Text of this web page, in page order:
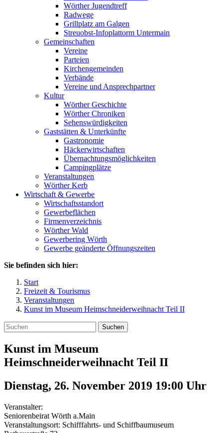
Wörther Jugendtreff
Radwege
Grillplatz am Galgen
Streuobst-Infoplattorm Untermain
Gemeinschaften
Vereine
Parteien
Kirchengemeinden
Verbände
Vereine und Ansprechpartner
Kultur
Wörther Geschichte
Wörther Chroniken
Sehenswürdigkeiten
Gaststätten & Unterkünfte
Gastronomie
Häckerwirtschaften
Übernachtungsmöglichkeiten
Campingplätze
Veranstaltungen
Wörther Kerb
Wirtschaft & Gewerbe
Wirtschaftsstandort
Gewerbeflächen
Firmenverzeichnis
Wörther Wald
Gewerbering Wörth
Gewerbe geänderte Öffnungszeiten
Sie befinden sich hier:
Start
Freizeit & Tourismus
Veranstaltungen
Kunst im Museum Heimschneiderweihnacht Teil II
Suchen
Kunst im Museum
Heimschneiderweihnacht Teil II
Dienstag, 26. November 2019 19:00 Uhr
Veranstalter:
Seniorenbeirat Wörth a.Main
Veranstaltungsort: Schifffahrts- und Schiffbaumuseum